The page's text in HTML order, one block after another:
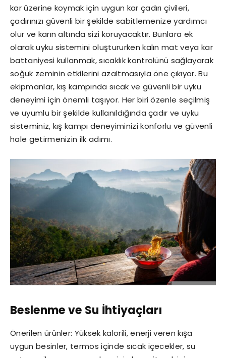
kar üzerine koymak için uygun kar çadırı çivileri,
çadırınızı güvenli bir şekilde sabitlemenize yardımcı
olur ve karın altında sizi koruyacaktır. Bunlara ek
olarak uyku sistemini oluştururken kalın mat veya kar
battaniyesi kullanmak, sıcaklık kontrolünü sağlayarak
soğuk zeminin etkilerini azaltmasıyla öne çıkıyor. Bu
ekipmanlar, kış kampında sıcak ve güvenli bir uyku
deneyimi için önemli taşıyor. Her biri özenle seçilmiş
ve uyumlu bir şekilde kullanıldığında çadır ve uyku
sisteminiz, kış kampı deneyiminizi konforlu ve güvenli
hale getirmenizin ilk adımı.
Beslenme ve Su İhtiyaçları
Önerilen ürünler: Yüksek kalorili, enerji veren kışa
uygun besinler, termos içinde sıcak içecekler, su